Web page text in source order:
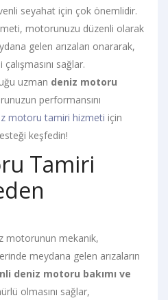
seyahat için çok önemlidir.
motorunuzu düzenli olarak
gelen arızaları onararak,
sağlar.
uzman deniz motoru
performansını
motoru tamiri hizmeti için
keşfedin!
Tamiri
motorunun mekanik,
meydana gelen arızaların
deniz motoru bakımı ve
olmasını sağlar,